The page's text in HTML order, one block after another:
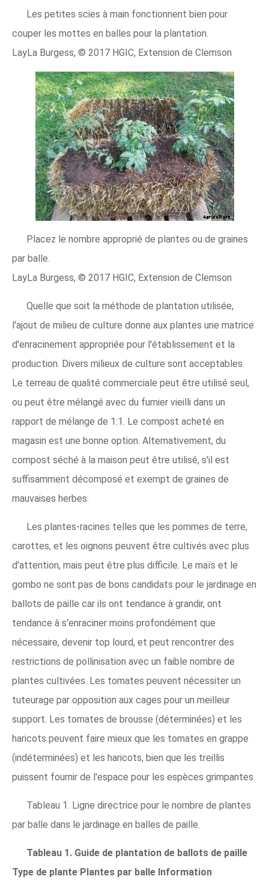
Les petites scies à main fonctionnent bien pour
couper les mottes en balles pour la plantation.
LayLa Burgess, © 2017 HGIC, Extension de Clemson
Placez le nombre approprié de plantes ou de graines
par balle.
LayLa Burgess, © 2017 HGIC, Extension de Clemson
Quelle que soit la méthode de plantation utilisée,
l'ajout de milieu de culture donne aux plantes une matrice
d'enracinement appropriée pour l'établissement et la
production. Divers milieux de culture sont acceptables.
Le terreau de qualité commerciale peut être utilisé seul,
ou peut être mélangé avec du fumier vieilli dans un
rapport de mélange de 1:1. Le compost acheté en
magasin est une bonne option. Alternativement, du
compost séché à la maison peut être utilisé, s'il est
suffisamment décomposé et exempt de graines de
mauvaises herbes.
Les plantes-racines telles que les pommes de terre,
carottes, et les oignons peuvent être cultivés avec plus
d'attention, mais peut être plus difficile. Le maïs et le
gombo ne sont pas de bons candidats pour le jardinage en
ballots de paille car ils ont tendance à grandir, ont
tendance à s'enraciner moins profondément que
nécessaire, devenir top lourd, et peut rencontrer des
restrictions de pollinisation avec un faible nombre de
plantes cultivées. Les tomates peuvent nécessiter un
tuteurage par opposition aux cages pour un meilleur
support. Les tomates de brousse (déterminées) et les
haricots peuvent faire mieux que les tomates en grappe
(indéterminées) et les haricots, bien que les treillis
puissent fournir de l'espace pour les espèces grimpantes.
Tableau 1. Ligne directrice pour le nombre de plantes
par balle dans le jardinage en balles de paille.
Tableau 1. Guide de plantation de ballots de paille
Type de plante Plantes par balle Information